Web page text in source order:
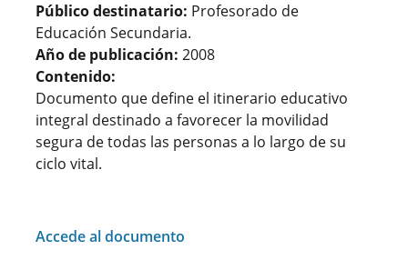
Público destinatario: Profesorado de
Educación Secundaria.
Año de publicación: 2008
Contenido:
Documento que define el itinerario educativo
integral destinado a favorecer la movilidad
segura de todas las personas a lo largo de su
ciclo vital.
Accede al documento